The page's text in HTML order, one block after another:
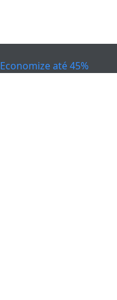
Economize até 45%